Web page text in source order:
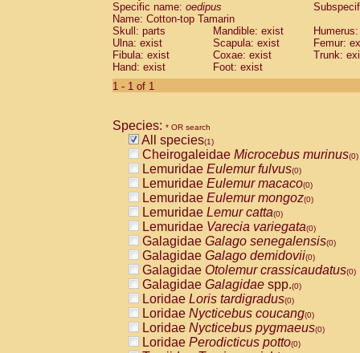
CebidaeSaguinus mystax
Cebidae Saguinus nigricollis (0)
Cebidae Saguinus oedipus
Cebidae Saguinus weddelli
Cebidae Saguinusspp.
Cebidae
CebidaeCebus capucinus
CebidaeCebus nigrivittatus
CebidaeCebus spp.(0)
CebidaeSaimiri boliviensis(0)
CebidaeSaimiri sciureus(0)
AtelidaeAlouatta caraya(0)
AtelidaeAlouatta fusca(0)
AtelidaeAlouatta seniculus(0)
AtelidaeAlouattaspp.(0)
AtelidaeAteles belzebuth(0)
AtelidaeAteles geoffroyi(0)
AtelidaeAteles paniscus(0)
AtelidaeAtelesspp.(0)
AtelidaeLagothrix lagothricha(0)
AtelidaeLagothrix lagothricha cana
PitheciidaeCacajao calvus
Specific name: oedipus
Name: Cotton-top Tamarin
Skull: parts
Mandible: exist
Ulna: exist
Scapula: exist
Femur:
Fibula: exist
Coxae: exist
Trunk:
Hand: exist
Foot: exist
1 - 1 of 1
Species: * OR search
All species(1)
Cheirogaleidae Microcebus murinus(0)
Lemuridae Eulemur fulvus(0)
Lemuridae Eulemur macaco(0)
Lemuridae Eulemur mongoz(0)
Lemuridae Lemur catta(0)
Lemuridae Varecia variegata(0)
Galagidae Galago senegalensis(0)
Galagidae Galago demidovii(0)
Galagidae Otolemur crassicaudatus(0)
Galagidae Galagidae spp.(0)
Loridae Loris tardigradus(0)
Loridae Nycticebus coucang(0)
Loridae Nycticebus pygmaeus(0)
Loridae Perodicticus potto(0)